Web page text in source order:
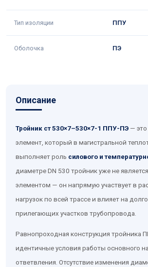
Тип изоляции ППУ
Оболочка ПЭ
Описание
Тройник ст 530×7–530×7-1 ППУ-ПЭ —
элемент, который в магистральной
выполняет роль силового и
диаметре DN 530 тройник уже не
элементом — он напрямую участвует в
нагрузок по всей трассе и влияет на
прилегающих участков трубопровода.
Равнопроходная конструкция тройника
идентичные условия работы основного
ответвления. Отсутствие изменения